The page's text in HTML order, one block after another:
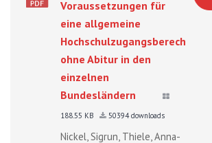
Voraussetzungen für
eine allgemeine
Hochschulzugangsberechtigung
ohne Abitur in den
einzelnen
Bundesländern
188.55 KB 50394 downloads
Nickel, Sigrun, Thiele, Anna-